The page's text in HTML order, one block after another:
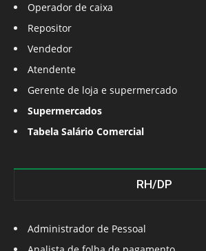
Operador de caixa
Repositor
Vendedor
Atendente
Gerente de loja e supermercado
Supermercados
Tabela Salário Comercial
RH/DP
Administrador de Pessoal